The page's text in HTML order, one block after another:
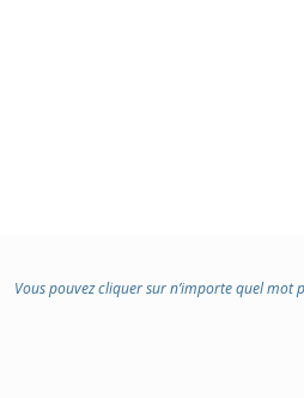
Vous pouvez cliquer sur n’importe quel